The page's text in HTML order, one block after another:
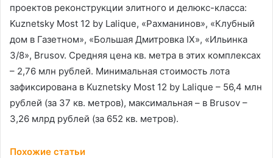
проектов реконструкции элитного и делюкс-класса:
Kuznetsky Most 12 by Lalique, «Рахманинов», «Клубный
дом в Газетном», «Большая Дмитровка IX», «Ильинка
3/8», Brusov. Средняя цена кв. метра в этих комплексах
– 2,76 млн рублей. Минимальная стоимость лота
зафиксирована в Kuznetsky Most 12 by Lalique – 56,4 млн
рублей (за 37 кв. метров), максимальная – в Brusov –
3,26 млрд рублей (за 652 кв. метров).
Похожие статьи